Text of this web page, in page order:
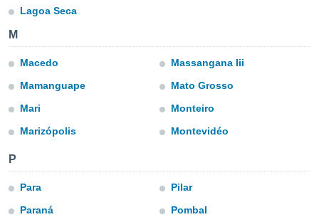
de
de
Lagoa Seca
M
Macedo
Mamanguape
Mari
Marizópolis
Massangana Iii
Mato Grosso
Monteiro
Montevidéo
P
Para
Paraná
Pilar
Pombal